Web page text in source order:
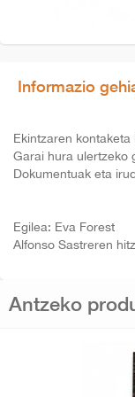
Informazio
Ekintzaren
Garai hura ulertzeko
Dokumentuak eta
Egilea: Eva Forest
Alfonso Sastreren
Antzeko